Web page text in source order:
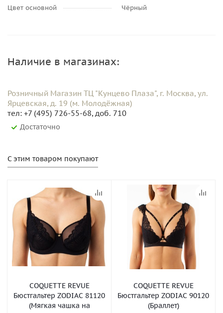
Цвет основной
Чёрный
Наличие в магазинах:
Розничный Магазин ТЦ "Кунцево Плаза", г. Москва, ул.
Ярцевская, д. 19 (м. Молодёжная)
тел: +7 (495) 726-55-68, доб. 710
Достаточно
С этим товаром покупают
COQUETTE REVUE
Бюстгальтер ZODIAC 81120
(Мягкая чашка на
COQUETTE REVUE
Бюстгальтер ZODIAC 90120
(Браллет)